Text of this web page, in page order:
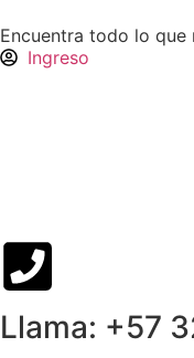
Encuentra todo lo que
Ingreso
Llama: +57